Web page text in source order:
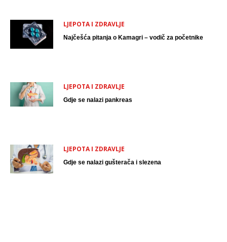
LJEPOTA I ZDRAVLJE
Najčešća pitanja o Kamagri – vodič za početnike
LJEPOTA I ZDRAVLJE
Gdje se nalazi pankreas
LJEPOTA I ZDRAVLJE
Gdje se nalazi gušterača i slezena